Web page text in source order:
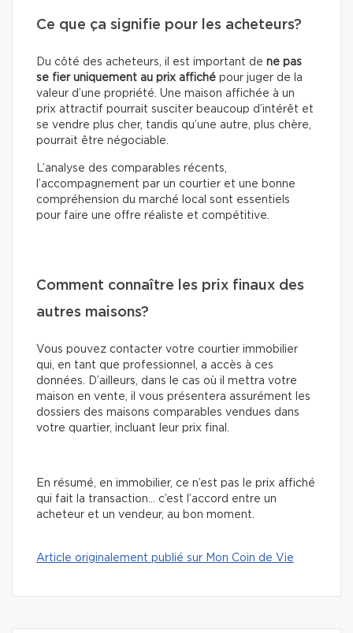
Ce que ça signifie pour les acheteurs?
Du côté des acheteurs, il est important de ne pas
se fier uniquement au prix affiché pour juger de la
valeur d’une propriété. Une maison affichée à un
prix attractif pourrait susciter beaucoup d’intérêt et
se vendre plus cher, tandis qu’une autre, plus chère,
pourrait être négociable.
L’analyse des comparables récents,
l’accompagnement par un courtier et une bonne
compréhension du marché local sont essentiels
pour faire une offre réaliste et compétitive.
Comment connaître les prix finaux des
autres maisons?
Vous pouvez contacter votre courtier immobilier
qui, en tant que professionnel, a accès à ces
données. D’ailleurs, dans le cas où il mettra votre
maison en vente, il vous présentera assurément les
dossiers des maisons comparables vendues dans
votre quartier, incluant leur prix final.
En résumé, en immobilier, ce n’est pas le prix affiché
qui fait la transaction… c’est l’accord entre un
acheteur et un vendeur, au bon moment.
Article originalement publié sur Mon Coin de Vie